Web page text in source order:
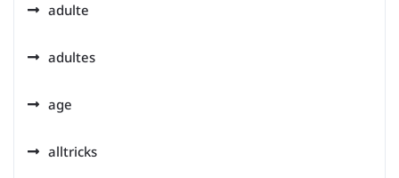
adulte
adultes
age
alltricks